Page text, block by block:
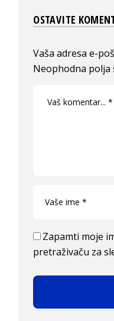
OSTAVITE
Vaša adresa e-
Neophodna
Zapamti moje
pretraživaču za